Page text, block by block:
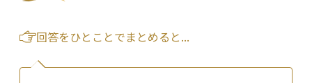
回答をひとことでまとめると...